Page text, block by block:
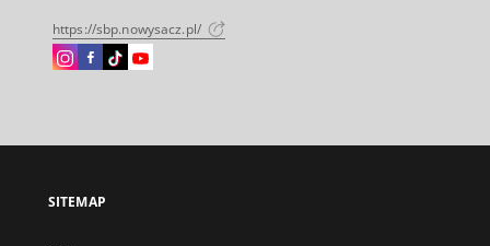
https://sbp.nowysacz.pl/
Instagram
open
new
Facebook
open
new
Instagram
open
new
Instagram
open
SITEMAP